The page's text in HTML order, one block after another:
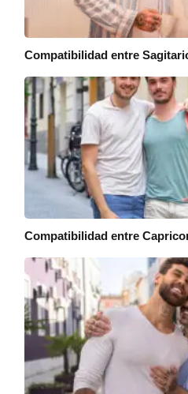
Compatibilidad entre
Compatibilidad entre